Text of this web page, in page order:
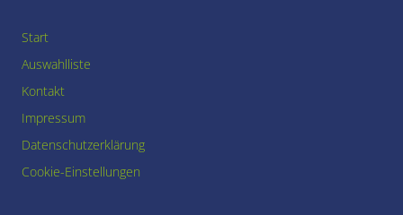
Start
Auswahlliste
Kontakt
Impressum
Datenschutzerklärung
Cookie-Einstellungen